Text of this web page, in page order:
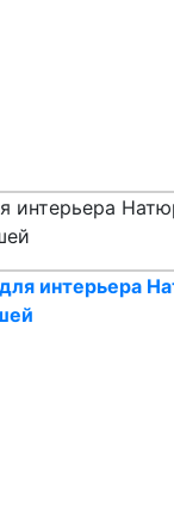
интерьера